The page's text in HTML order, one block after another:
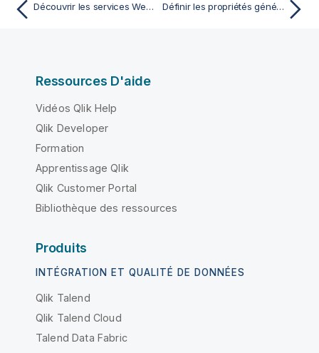
Découvrir les services Web à l'aide du Web Service Explorer Définir les propriétés générales d'une règle de validation
Ressources D'aide
Vidéos Qlik Help
Qlik Developer
Formation
Apprentissage Qlik
Qlik Customer Portal
Bibliothèque des ressources
Produits
INTÉGRATION ET QUALITÉ DE DONNÉES
Qlik Talend
Qlik Talend Cloud
Talend Data Fabric